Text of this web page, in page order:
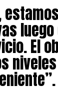
luego
El